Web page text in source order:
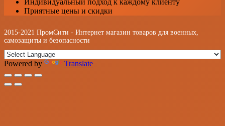
Индивидуальный подход к каждому клиенту
Приятные цены и скидки
2015-2021 ПромСити - Интернет магазин товаров для военных,
самозащиты и безопасности
Powered by Translate